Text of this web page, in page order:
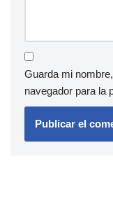
Guarda mi
navegador para la